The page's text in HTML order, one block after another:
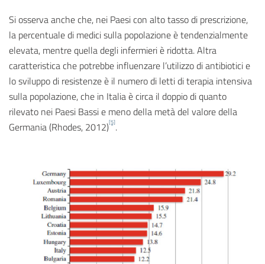
Si osserva anche che, nei Paesi con alto tasso di prescrizione,
la percentuale di medici sulla popolazione è tendenzialmente
elevata, mentre quella degli infermieri è ridotta. Altra
caratteristica che potrebbe influenzare l’utilizzo di antibiotici e
lo sviluppo di resistenze è il numero di letti di terapia intensiva
sulla popolazione, che in Italia è circa il doppio di quanto
rilevato nei Paesi Bassi e meno della metà del valore della
Germania (Rhodes, 2012)[5].